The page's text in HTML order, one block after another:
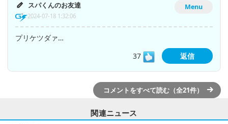
Menu
スパくんのお友達
2024-07-18 1:32:06
プリケツダァ…
37
返信
コメントをすべて読む（全21件）
関連ニュース